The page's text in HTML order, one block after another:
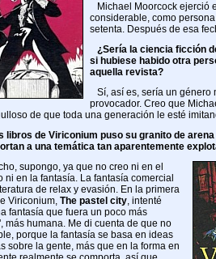
Michael Moorcock ejerció
considerable, como
setenta. Después de esa
¿Sería la ciencia ficción
si hubiese habido otra
aquella revista?
Sí, así es, sería un género
provocador. Creo que
de que toda una generación le esté
libros de Viriconium puso su granito de
a una temática tan aparentemente
supongo, ya que no creo ni en el
ni en la fantasía. La fantasía comercial
de relax y evasión. En la primera
Viriconium, The pastel city, intenté
fantasía que fuera un poco más
más humana. Me di cuenta de que no
porque la fantasía se basa en ideas
sobre la gente, más que en la forma en